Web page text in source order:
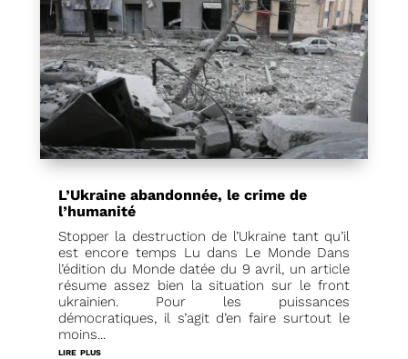
L’Ukraine abandonnée, le crime de
l’humanité
Stopper la destruction de l’Ukraine tant qu’il
est encore temps Lu dans Le Monde Dans
l’édition du Monde datée du 9 avril, un article
résume assez bien la situation sur le front
ukrainien. Pour les puissances
démocratiques, il s’agit d’en faire surtout le
moins...
lire plus